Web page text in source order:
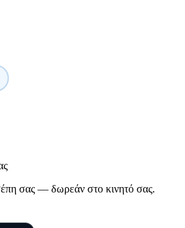
σας — δωρεάν στο κινητό σας.